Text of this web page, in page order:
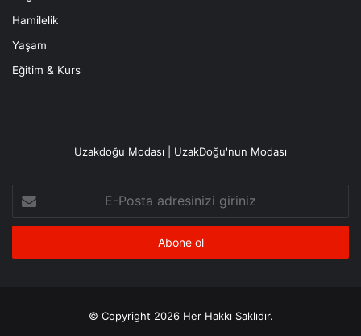
Hamilelik
Yaşam
Eğitim & Kurs
Uzakdoğu Modası | UzakDoğu'nun Modası
Posta
adresinizi
© Copyright 2026 Her Hakkı Saklıdır.